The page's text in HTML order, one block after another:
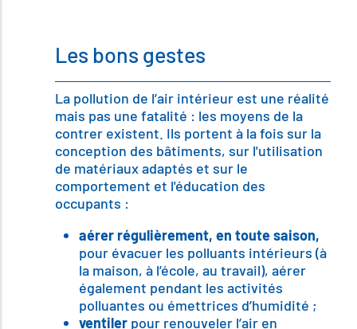
Les bons gestes
La pollution de l’air intérieur est une réalité
mais pas une fatalité : les moyens de la
contrer existent. Ils portent à la fois sur la
conception des bâtiments, sur l'utilisation
de matériaux adaptés et sur le
comportement et l'éducation des
occupants :
aérer régulièrement, en toute saison,
pour évacuer les polluants intérieurs (à
la maison, à l’école, au travail), aérer
également pendant les activités
polluantes ou émettrices d’humidité ;
ventiler pour renouveler l’air en